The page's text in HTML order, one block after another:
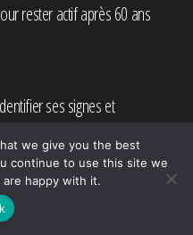
rester actif après 60 ans
ses signes et
we give you the best
continue to use this site we
happy with it.